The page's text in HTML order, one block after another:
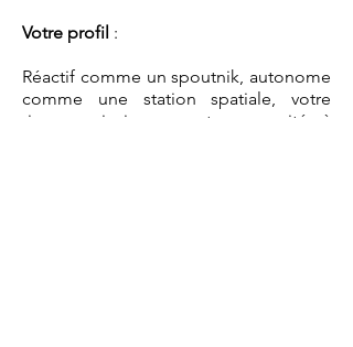
Votre profil :
Réactif comme un spoutnik, autonome
comme une station spatiale, votre
rigueur ainsi que votre capacité à